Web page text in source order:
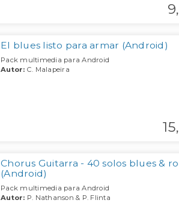
9,
El blues listo para armar (Android)
Pack multimedia para Android
Autor: C. Malapeira
15,
Chorus Guitarra - 40 solos blues &
(Android)
Pack multimedia para Android
Autor: P. Nathanson & P. Flinta